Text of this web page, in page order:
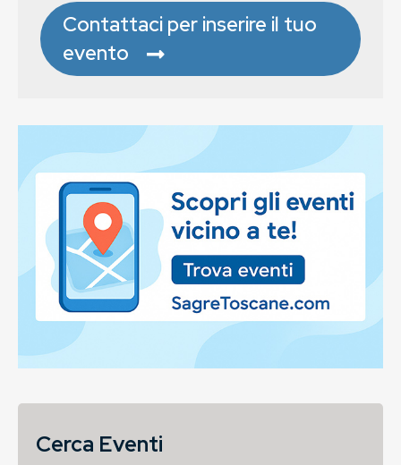
Contattaci per inserire il tuo
evento
Cerca Eventi